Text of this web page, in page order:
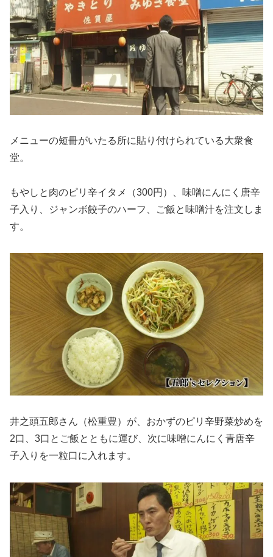
メニューの短冊がいたる所に貼り付けられている大衆食
堂。
もやしと肉のピリ辛イタメ（300円）、味噌にんにく唐辛
子入り、ジャンボ餃子のハーフ、ご飯と味噌汁を注文しま
す。
井之頭五郎さん（松重豊）が、おかずのピリ辛野菜炒めを
2口、3口とご飯とともに運び、次に味噌にんにく青唐辛
子入りを一粒口に入れます。